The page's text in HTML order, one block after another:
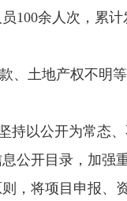
余人次，累计
、土地产权不明
持以公开为常态
公开目录，加强
，将项目申报、